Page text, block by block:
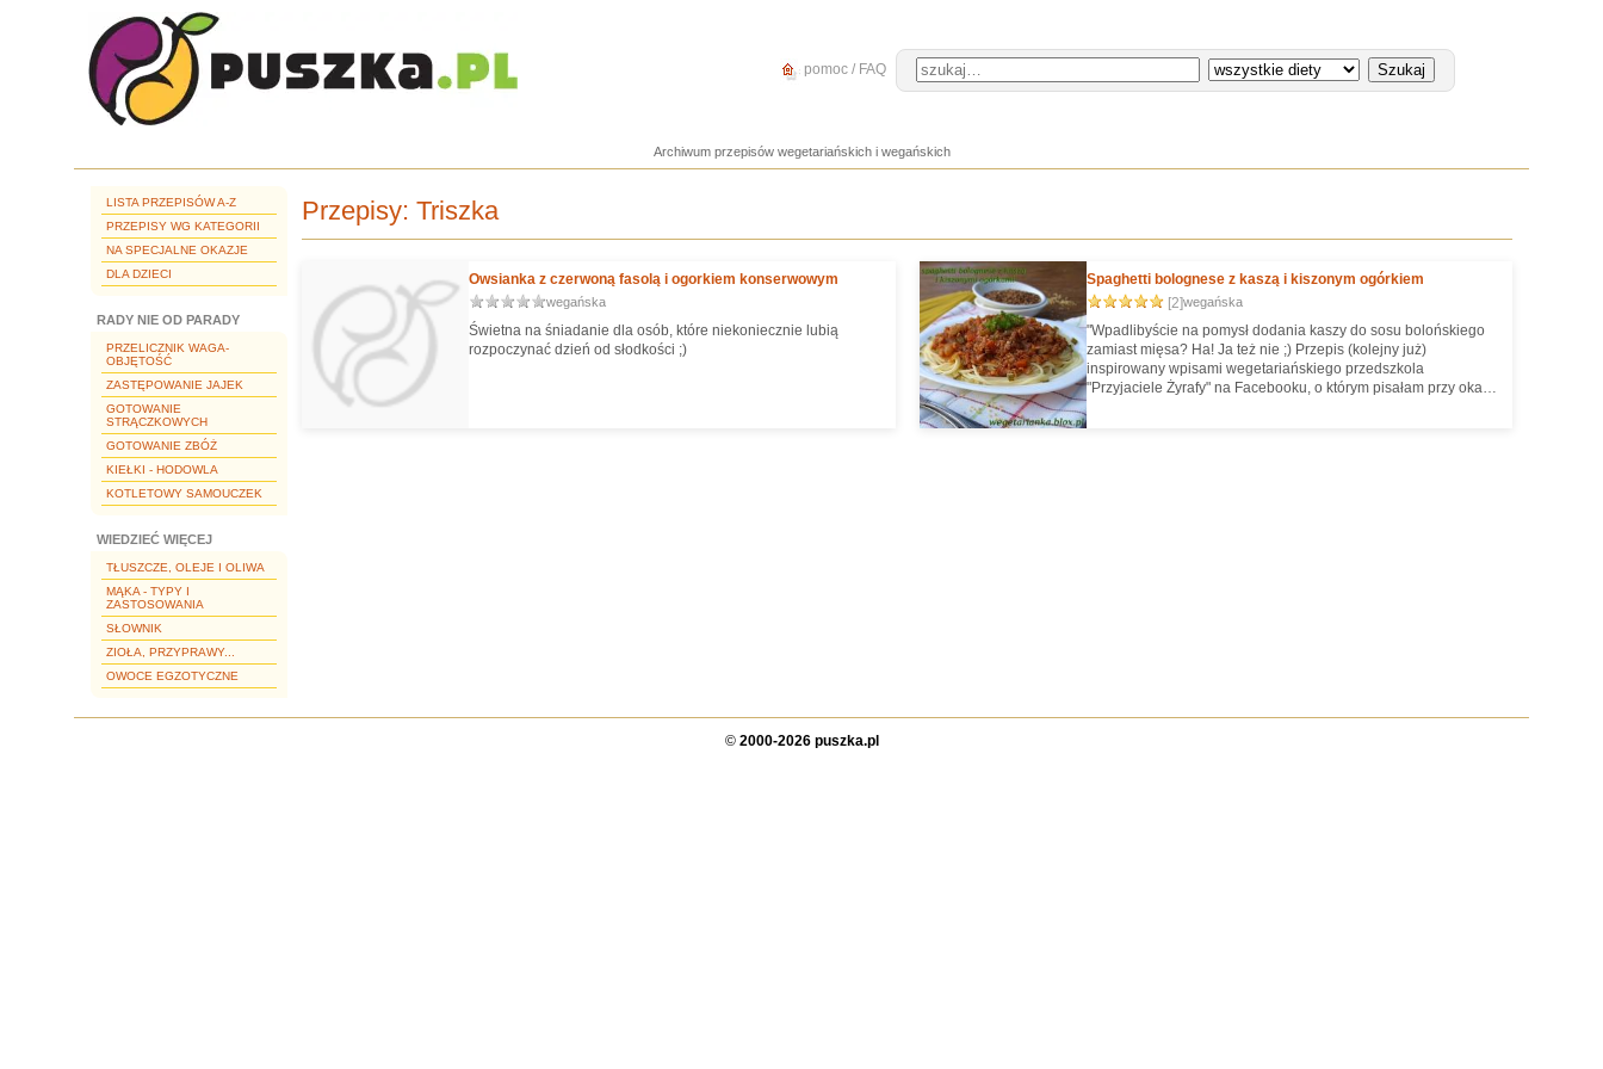
pomoc / FAQ
Archiwum przepisów wegetariańskich i wegańskich
LISTA PRZEPISÓW A-Z
PRZEPISY WG KATEGORII
NA SPECJALNE OKAZJE
DLA DZIECI
RADY NIE OD PARADY
PRZELICZNIK WAGA-
OBJĘTOŚĆ
ZASTĘPOWANIE JAJEK
GOTOWANIE
STRĄCZKOWYCH
GOTOWANIE ZBÓŻ
KIEŁKI - HODOWLA
KOTLETOWY SAMOUCZEK
WIEDZIEĆ WIĘCEJ
TŁUSZCZE, OLEJE I OLIWA
MĄKA - TYPY I
ZASTOSOWANIA
SŁOWNIK
ZIOŁA, PRZYPRAWY...
OWOCE EGZOTYCZNE
Przepisy: Triszka
Owsianka z czerwoną fasolą i ogorkiem konserwowym
wegańska
Świetna na śniadanie dla osób, które niekoniecznie lubią
rozpoczynać dzień od słodkości ;)
Spaghetti bolognese z kaszą i kiszonym ogórkiem
[2]wegańska
"Wpadlibyście na pomysł dodania kaszy do sosu bolońskiego
zamiast mięsa? Ha! Ja też nie ;) Przepis (kolejny już)
inspirowany wpisami wegetariańskiego przedszkola
"Przyjaciele Żyrafy" na Facebooku, o którym pisałam przy okazji
przepisu na śmietanę słonecznikową. Ponownie zachęcam do
polubienia ich profilu, mają bardzo ciekawe menu."
© 2000-2026 puszka.pl